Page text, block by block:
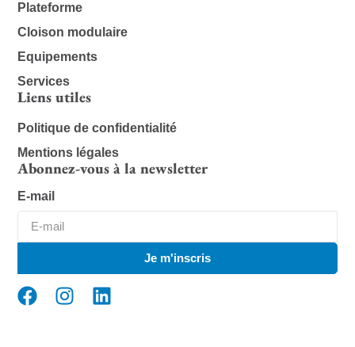
Plateforme
Cloison modulaire
Equipements
Services
Liens utiles
Politique de confidentialité
Mentions légales
Abonnez-vous à la newsletter
E-mail
Je m'inscris